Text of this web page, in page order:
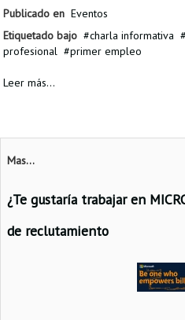
Publicado en Eventos
Etiquetado bajo
charla informativa
profesional
primer empleo
Leer más...
Mas...
¿Te gustaría trabajar en
de reclutamiento